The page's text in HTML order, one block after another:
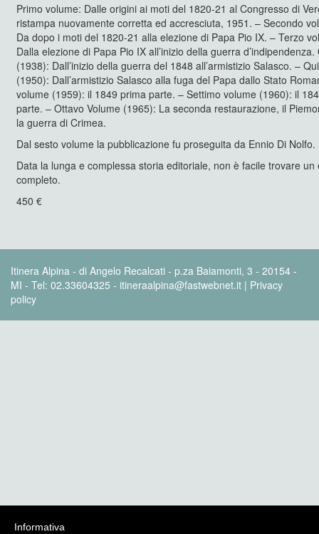
Primo volume: Dalle origini ai moti del 1820-21 al Congresso di
ristampa nuovamente corretta ed accresciuta, 1951. – Secondo
Da dopo i moti del 1820-21 alla elezione di Papa Pio IX. – Terzo
Dalla elezione di Papa Pio IX all’inizio della guerra
(1938): Dall’inizio della guerra del 1848 all’armistizio Salasco. –
(1950): Dall’armistizio Salasco alla fuga del Papa dallo Stato
volume (1959): il 1849 prima parte. – Settimo volume (1960): il
parte. – Ottavo Volume (1965): La seconda restaurazione, il
la guerra di Crimea.
Dal sesto volume la pubblicazione fu proseguita da Ennio Di Nolfo.
Data la lunga e complessa storia editoriale, non è facile trovare
completo.
450 €
Itinera Alpina - di Angelo Recalcati - p.za Baiamonti, 3 - 20154 -
MI - Tel: 02.33604325 - itineraalpina@fastwebnet.it | Privacy
policy
Informativa